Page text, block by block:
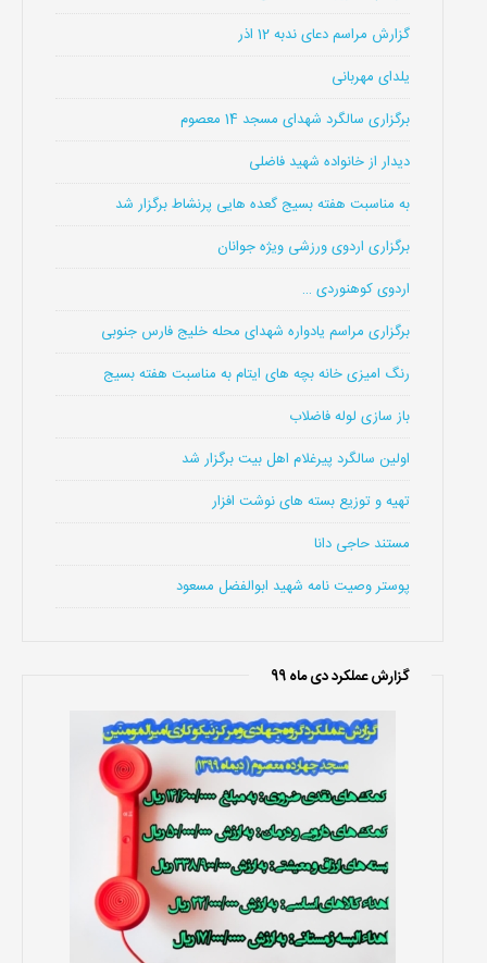
گزارش مراسم دعای ندبه 12 اذر
یلدای مهربانی
برگزاری سالگرد شهدای مسجد 14 معصوم
دیدار از خانواده شهید فاضلی
به مناسبت هفته بسیج گعده هایی پرنشاط برگزار شد
برگزاری اردوی ورزشی ویژه جوانان
اردوی کوهنوردی …
برگزاری مراسم یادواره شهدای محله خلیج فارس جنوبی
رنگ امیزی خانه بچه های ایتام به مناسبت هفته بسیج
باز سازی لوله فاضلاب
اولین سالگرد پیرغلام اهل بیت برگزار شد
تهیه و توزیع بسته های نوشت افزار
مستند حاجی دانا
پوستر وصیت نامه شهید ابوالفضل مسعود
گزارش عملکرد دی ماه 99